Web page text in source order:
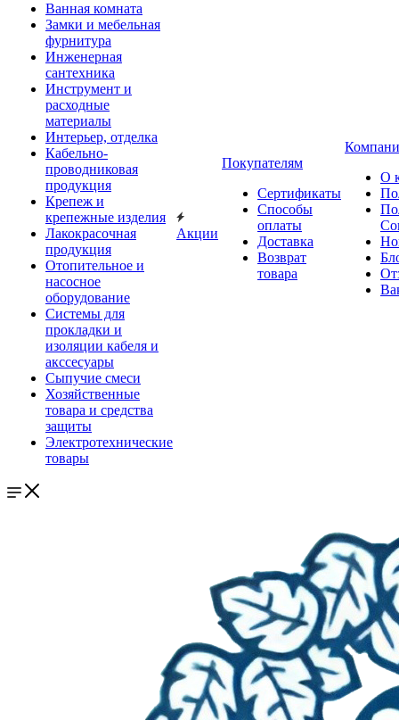
Ванная комната
Замки и мебельная
фурнитура
Инженерная
сантехника
Инструмент и
расходные
материалы
Интерьер, отделка
Кабельно-
проводниковая
продукция
Крепеж и
крепежные изделия
Лакокрасочная
продукция
Отопительное и
насосное
оборудование
Системы для
прокладки и
изоляции кабеля и
акссесуары
Сыпучие смеси
Хозяйственные
товара и средства
защиты
Электротехнические
товары
Акции
Покупателям
Сертификаты
Способы
оплаты
Доставка
Возврат
товара
О